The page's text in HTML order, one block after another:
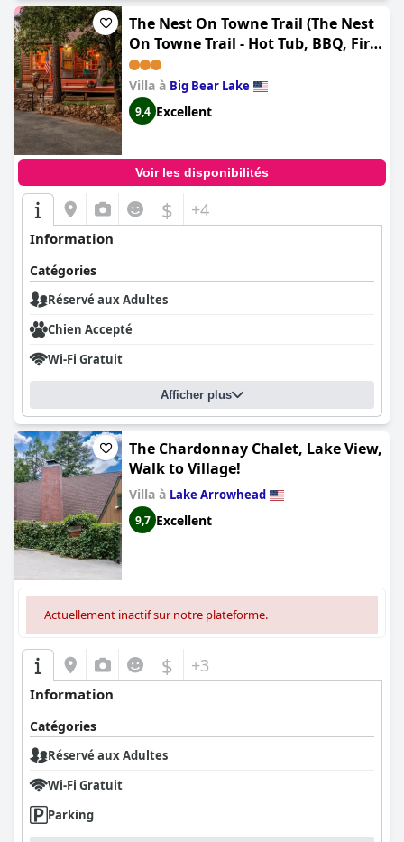
The Nest On Towne Trail (The Nest
On Towne Trail - Hot Tub, BBQ, Fire
Pit)
Villa à Big Bear Lake
9,4 Excellent
Voir les disponibilités
$ +4
Information
Catégories
Réservé aux Adultes
Chien Accepté
Wi-Fi Gratuit
Afficher plus
The Chardonnay Chalet, Lake View,
Walk to Village!
Villa à Lake Arrowhead
9,7 Excellent
Actuellement inactif sur notre plateforme.
$ +3
Information
Catégories
Réservé aux Adultes
Wi-Fi Gratuit
Parking